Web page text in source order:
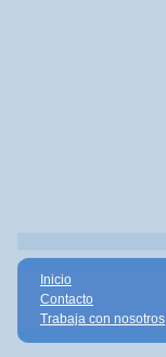
Inicio
Contacto
Trabaja con nosotros